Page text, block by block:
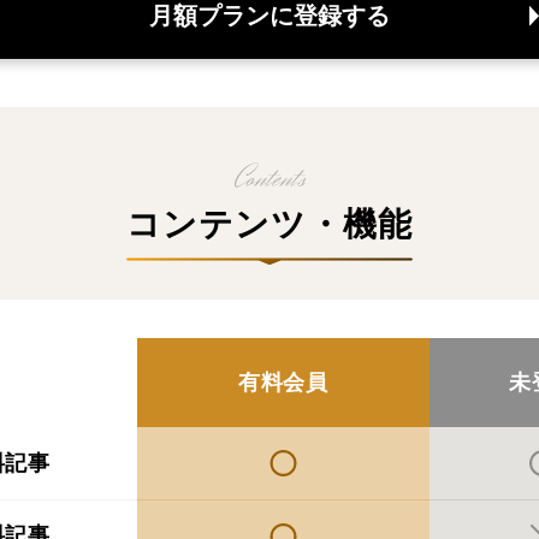
月額プランに登録する
コンテンツ・機能
有料会員 未
記事